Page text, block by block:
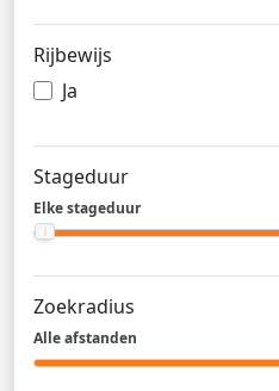
Rijbewijs
Ja
Stageduur
Elke stageduur
Zoekradius
Alle afstanden